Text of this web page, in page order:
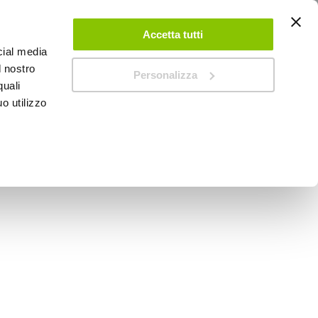
media
nostro
utilizzo
Accetta tutti
Personalizza
ACCEDI CREA UN ACCOUNT CONTATTACI